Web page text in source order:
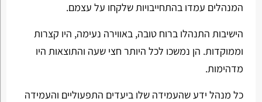
המנהלים עמדו בהתחייבויות שלקחו על עצמם.
הישיבות התנהלו ברוח טובה, באווירה נעימה, היו קצרות
וממוקדות. הן נמשכו לכל היותר חצי שעה והתוצאות היו
מדהימות.
כל מנהל ידע שהעמידה שלו ביעדים התפעוליים והעמידה